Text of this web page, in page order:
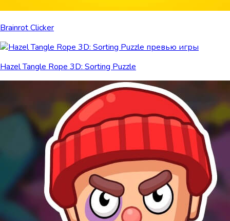
Brainrot Clicker
Hazel Tangle Rope 3D: Sorting Puzzle